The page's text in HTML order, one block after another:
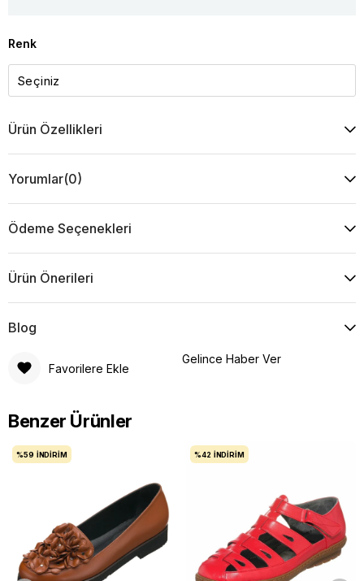
Renk
Ürün Özellikleri
Yorumlar(0)
Ödeme Seçenekleri
Ürün Önerileri
Blog
Favorilere Ekle
Gelince Haber Ver
Benzer Ürünler
%59 İNDIRIM %42 İNDIRIM